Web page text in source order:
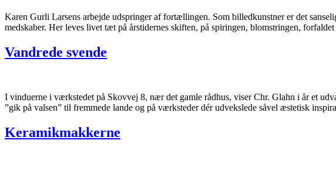
Karen Gurli Larsens arbejde udspringer af fortællingen. Som billedkunstner er det
medskaber. Her leves livet tæt på årstidernes skiften, på spiringen, blomstringen,
Vandrede svende
I vinduerne i værkstedet på Skovvej 8, nær det gamle rådhus, viser Chr. Glahn i år et
”gik på valsen” til fremmede lande og på værksteder dér udvekslede såvel æstetisk
Keramikmakkerne